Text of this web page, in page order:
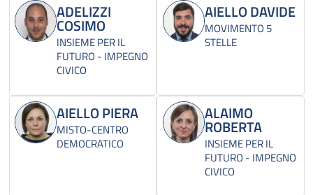
ADELIZZI
COSIMO
INSIEME PER IL
FUTURO - IMPEGNO
CIVICO
AIELLO DAVIDE
MOVIMENTO 5
STELLE
AIELLO PIERA
MISTO-CENTRO
DEMOCRATICO
ALAIMO
ROBERTA
INSIEME PER IL
FUTURO - IMPEGNO
CIVICO